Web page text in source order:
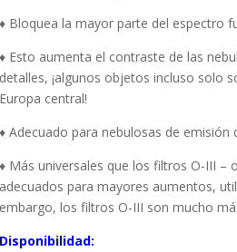
♦ Bloquea la mayor parte del espectro
♦ Esto aumenta el contraste de las
detalles, ¡algunos objetos incluso solo
Europa central!
♦ Adecuado para nebulosas de emisión
♦ Más universales que los filtros O-III
adecuados para mayores aumentos,
embargo, los filtros O-III son mucho
Disponibilidad: